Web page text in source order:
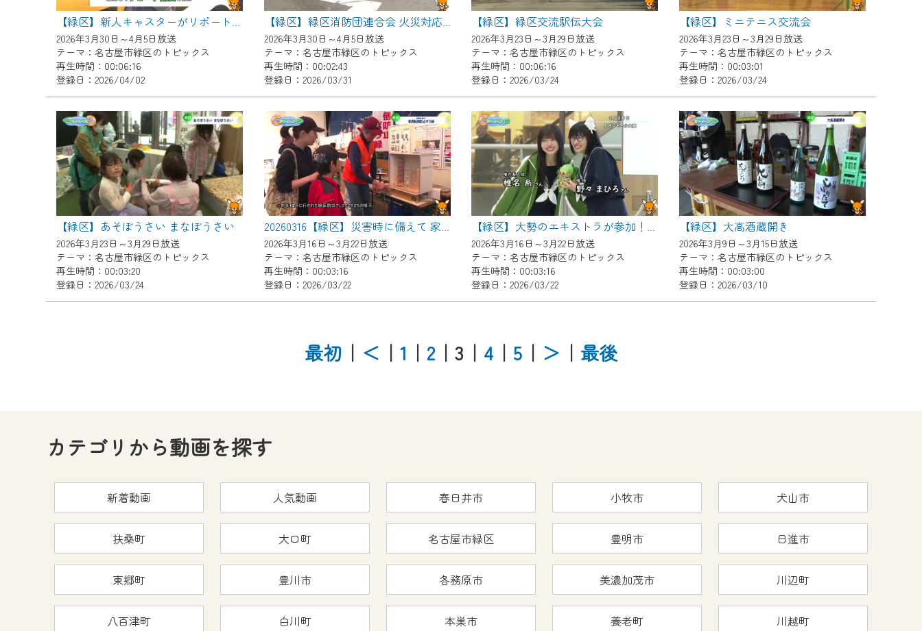
【緑区】新人キャスターがリポート！区内の桜が見ごろ
2026年3月30日～4月5日放送
テーマ：名古屋市緑区のトピックス
再生時間：00:06:16
登録日：2026/04/02
【緑区】緑区消防団連合会 火災対応技術訓練
2026年3月30日～4月5日放送
テーマ：名古屋市緑区のトピックス
再生時間：00:02:43
登録日：2026/03/31
【緑区】緑区交流駅伝大会
2026年3月23日～3月29日放送
テーマ：名古屋市緑区のトピックス
再生時間：00:06:16
登録日：2026/03/24
【緑区】ミニテニス交流会
2026年3月23日～3月29日放送
テーマ：名古屋市緑区のトピックス
再生時間：00:03:01
登録日：2026/03/24
【緑区】あそぼうさい まなぼうさい
2026年3月23日～3月29日放送
テーマ：名古屋市緑区のトピックス
再生時間：00:03:20
登録日：2026/03/24
20260316【緑区】災害時に備えて 家具転倒防止ボラ緑
2026年3月16日～3月22日放送
テーマ：名古屋市緑区のトピックス
再生時間：00:03:16
登録日：2026/03/22
【緑区】大勢のエキストラが参加！緑区映画 シーン撮影
2026年3月16日～3月22日放送
テーマ：名古屋市緑区のトピックス
再生時間：00:03:16
登録日：2026/03/22
【緑区】大高酒蔵開き
2026年3月9日～3月15日放送
テーマ：名古屋市緑区のトピックス
再生時間：00:03:00
登録日：2026/03/10
最初 ｜ ＜ ｜ 1 ｜ 2 ｜3 ｜ 4 ｜ 5 ｜ ＞ ｜ 最後
カテゴリから動画を探す
新着動画 人気動画 春日井市 小牧市 犬山市
扶桑町 大口町 名古屋市緑区 豊明市 日進市
東郷町 豊川市 各務原市 美濃加茂市 川辺町
八百津町 白川町 本巣市 養老町 川越町
作業の間は、CCNetWebTVの画面が「メンテナンス中」になり、ご利用いただけません。
ご不便をおかけいたしますが、ご了承の程よろしくお願いいたします。